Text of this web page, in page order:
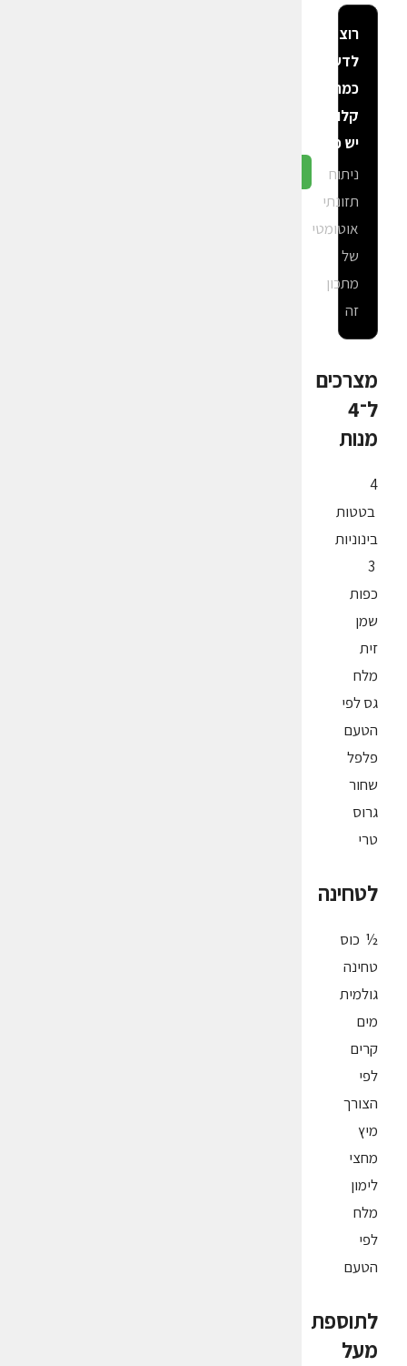
רוצה
לדעת
כמה
קלוריות
יש פה?
ניתוח
תזונתי
אוטומטי
של
מתכון
זה
מצרכים
ל־4
מנות
4
בטטות
בינוניות
3
כפות
שמן
זית
מלח
גס לפי
הטעם
פלפל
שחור
גרוס
טרי
לטחינה
½ כוס
טחינה
גולמית
מים
קרים
לפי
הצורך
מיץ
מחצי
לימון
מלח
לפי
הטעם
לתוספת
מעל